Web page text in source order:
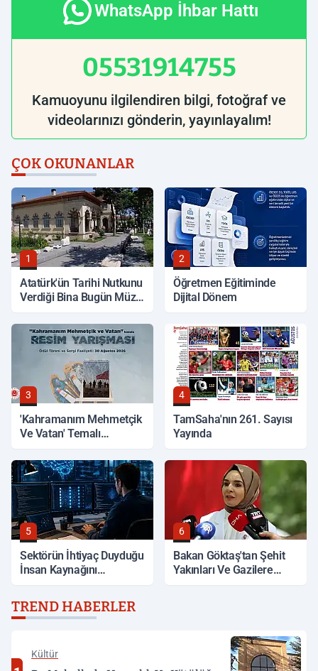
WhatsApp İhbar Hattı
05531914755
Kamuoyunu ilgilendiren bilgi, fotoğraf ve
videolarınızı gönderin, yayınlayalım!
ÇOK OKUNANLAR
1
Atatürk'ün Tarihi Nutkunu
Verdiği Bina Bugün Müze
2
Öğretmen Eğitiminde
Dijital Dönem
3
'Kahramanım Mehmetçik
Ve Vatan' Temalı
Başladı
4
TamSaha'nın 261. Sayısı
Yayında
5
Sektörün İhtiyaç Duyduğu
İnsan Kaynağını
6
Bakan Göktaş'tan Şehit
Yakınları Ve Gazilere
TREND HABERLER
Kültür